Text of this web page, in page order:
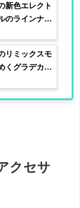
新色エレクト
のラインナッ
リミックスモ
くグラデカラ
クセサ